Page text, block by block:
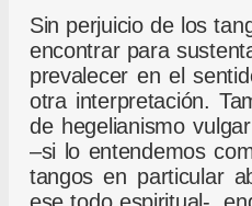
Sin perjuicio de los
encontrar para
prevalecer en el
otra interpretación.
de hegelianismo
–si lo entendemos
tangos en particular